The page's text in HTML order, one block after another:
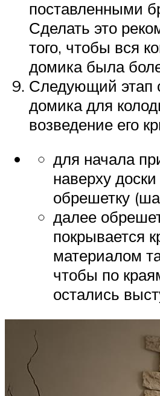
поставленными
Сделать это
того, чтобы вся
домика была
Следующий этап
домика для
возведение его
для начала
наверху
обрешетку
далее
покрывается
материалом
чтобы по
остались